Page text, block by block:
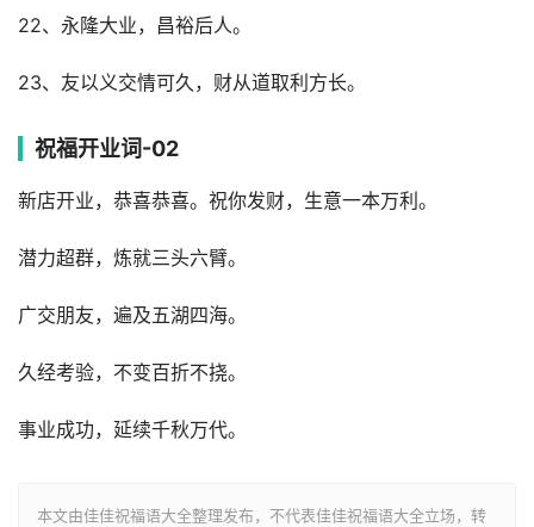
22、永隆大业，昌裕后人。
23、友以义交情可久，财从道取利方长。
祝福开业词-02
新店开业，恭喜恭喜。祝你发财，生意一本万利。
潜力超群，炼就三头六臂。
广交朋友，遍及五湖四海。
久经考验，不变百折不挠。
事业成功，延续千秋万代。
本文由佳佳祝福语大全整理发布，不代表佳佳祝福语大全立场，转